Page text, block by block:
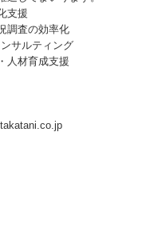
支援
調査の効率化
サルティング
人材育成支援